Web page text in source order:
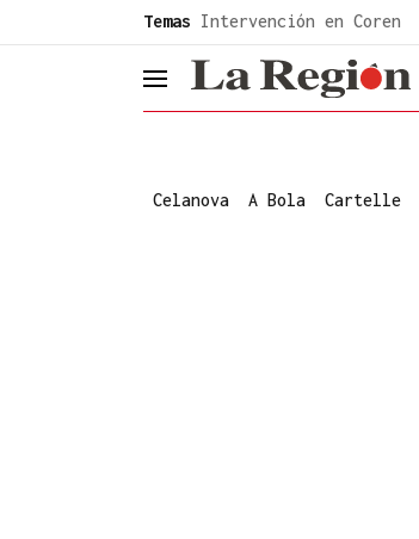
Temas Intervención en Coren
header.menu.open
Celanova A Bola Cartelle